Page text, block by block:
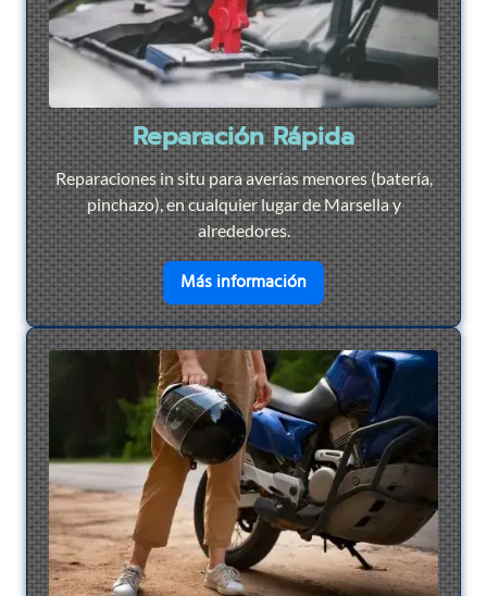
Reparación Rápida
Reparaciones in situ para averías menores (batería,
pinchazo), en cualquier lugar de Marsella y
alrededores.
Más informaciónen savoir plus sur